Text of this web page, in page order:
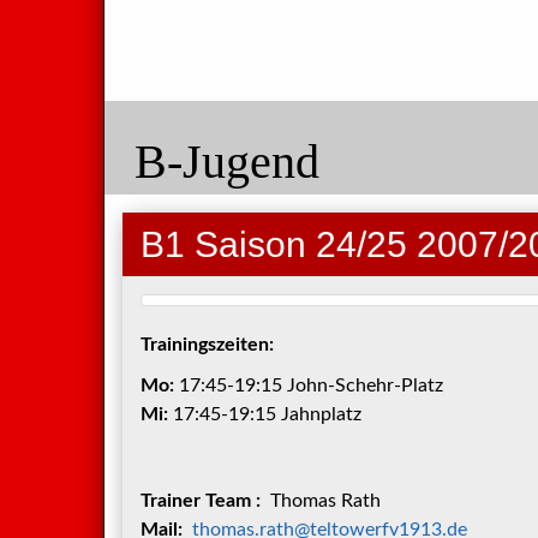
B-Jugend
B1 Saison 24/25 2007/
Trainingszeiten:
Mo: 17:45-19:15 John-Schehr-Platz
Mi: 17:45-19:15 Jahnplatz
Trainer Team : Thomas Rath
Mail: thomas.rath@teltowerfv1913.de